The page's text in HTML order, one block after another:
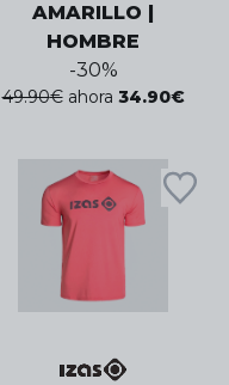
AMARILLO |
HOMBRE
-30%
49.90€ ahora 34.90€